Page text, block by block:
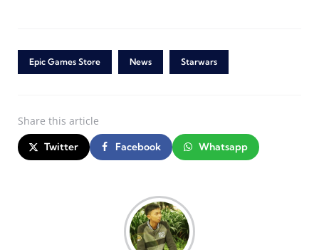
Epic Games Store News Starwars
Share this article
Twitter Facebook Whatsapp